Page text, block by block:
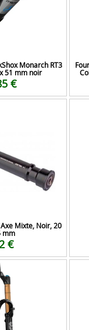
Monarch RT3
51 mm noir
€
Mixte, Noir, 20
mm
€